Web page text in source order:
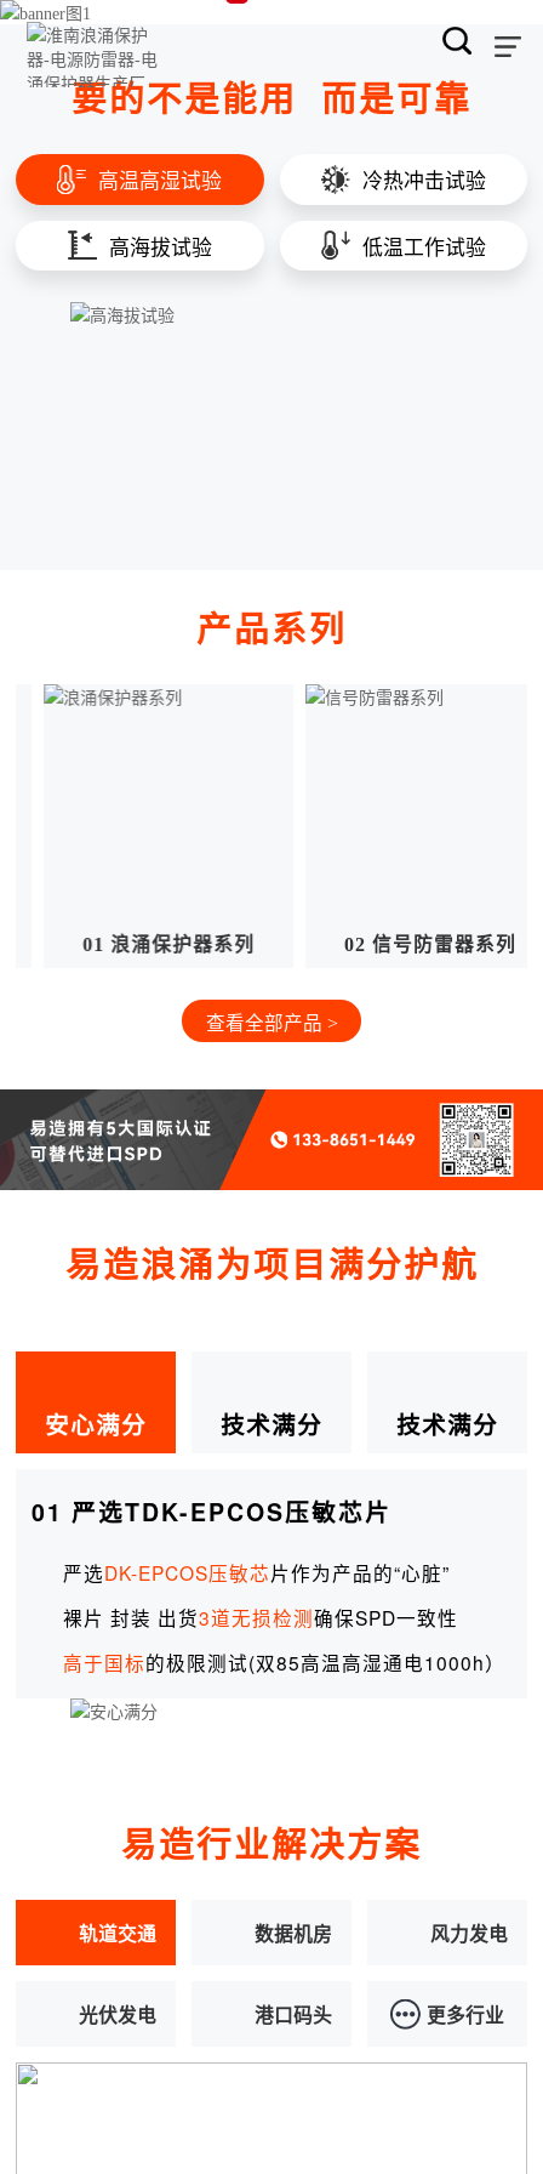
要的不是能用 而是可靠
高温高湿试验 冷热冲击试验
高海拔试验 低温工作试验
产品系列
02 信号防雷器系列 03 其他产品系列
查看全部产品 >
易造浪涌为项目满分护航
安心满分 技术满分 技术满分
01 严选TDK-EPCOS压敏芯片
严选DK-EPCOS压敏芯片作为产品的“心脏”
裸片 封装 出货3道无损检测确保SPD一致性
高于国标的极限测试(双85高温高湿通电1000h）
易造行业解决方案
轨道交通 数据机房 风力发电
光伏发电 港口码头 更多行业